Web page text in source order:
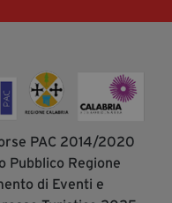
PAC 2014/2020
Pubblico Regione
di Eventi e